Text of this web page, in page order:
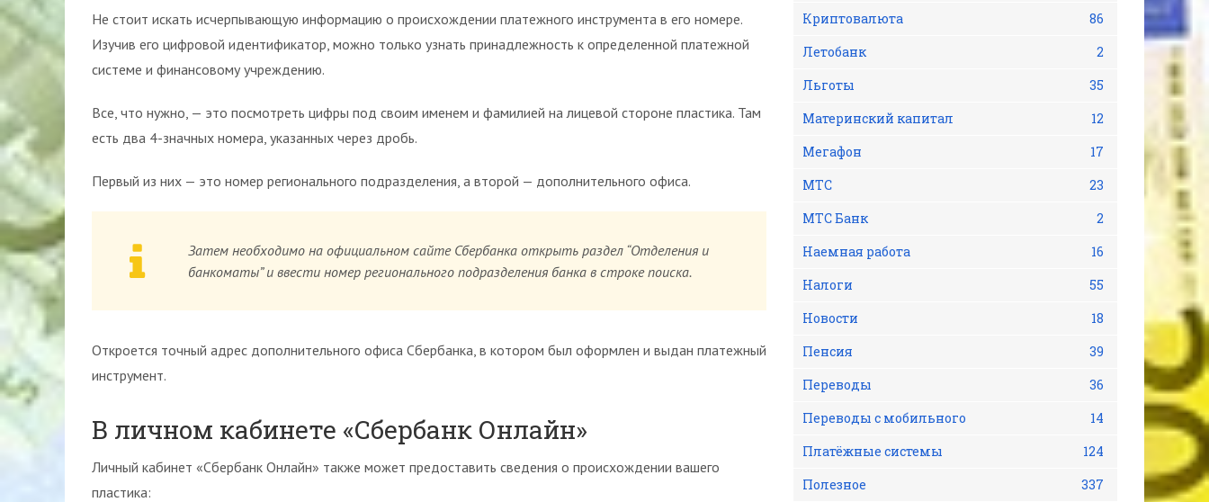
Не стоит искать исчерпывающую информацию о происхождении платежного инструмента в его номере.
Изучив его цифровой идентификатор, можно только узнать принадлежность к определенной платежной
системе и финансовому учреждению.
Все, что нужно, — это посмотреть цифры под своим именем и фамилией на лицевой стороне пластика. Там
есть два 4-значных номера, указанных через дробь.
Первый из них — это номер регионального подразделения, а второй — дополнительного офиса.
Затем необходимо на официальном сайте Сбербанка открыть раздел “Отделения и
банкоматы” и ввести номер регионального подразделения банка в строке поиска.
Откроется точный адрес дополнительного офиса Сбербанка, в котором был оформлен и выдан платежный
инструмент.
В личном кабинете «Сбербанк Онлайн»
Личный кабинет «Сбербанк Онлайн» также может предоставить сведения о происхождении вашего
пластика:
Криптовалюта
86
Летобанк
2
Льготы
35
Материнский капитал
12
Мегафон
17
МТС
23
МТС Банк
2
Наемная работа
16
Налоги
55
Новости
18
Пенсия
39
Переводы
36
Переводы с мобильного
14
Платёжные системы
124
Полезное
337